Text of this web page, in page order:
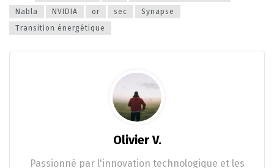
Nabla
NVIDIA or sec
Synapse
Transition énergétique
Olivier V.
Passionné par l'innovation technologique et les